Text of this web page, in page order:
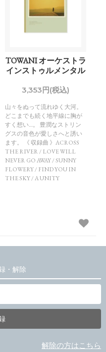
TOWANI オーケストラ
インストゥルメンタル
3,353円(税込)
山々をぬって流れゆく大河。
どこまでも続く地平線に胸が
すく想い…。 豊潤なストリン
グスの音色が愛しさへと誘い
ます。 《 収録曲 》ACROSS
THE RIVER / LOVE WILL
NEVER GO AWAY / SUNNY
FLOWERY / FIND YOU IN
THE SKY / A UNITY
・解除
解除の方はこちら